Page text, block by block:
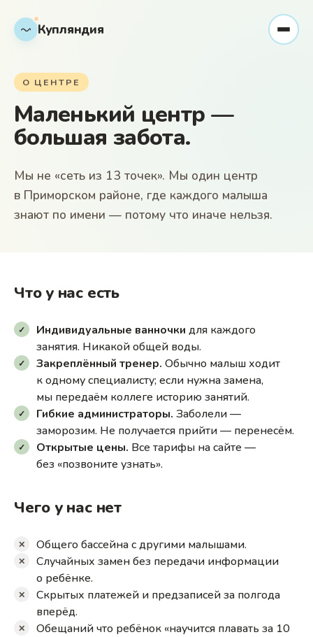
Купляндия
О ЦЕНТРЕ
Маленький центр —
большая забота.
Мы не «сеть из 13 точек». Мы один центр
в Приморском районе, где каждого малыша
знают по имени — потому что иначе нельзя.
Что у нас есть
Индивидуальные ванночки для каждого
занятия. Никакой общей воды.
Закреплённый тренер. Обычно малыш ходит
к одному специалисту; если нужна замена,
мы передаём коллеге историю занятий.
Гибкие администраторы. Заболели —
заморозим. Не получается прийти — перенесём.
Открытые цены. Все тарифы на сайте —
без «позвоните узнать».
Чего у нас нет
Общего бассейна с другими малышами.
Случайных замен без передачи информации
о ребёнке.
Скрытых платежей и предзаписей за полгода
вперёд.
Обещаний что ребёнок «научится плавать за 10